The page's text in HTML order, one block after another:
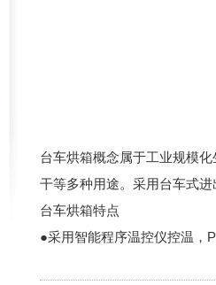
台车烘箱概念属于工业规模
干等多种用途。采用台车式进
台车烘箱特点
●采用智能程序温控仪控温，